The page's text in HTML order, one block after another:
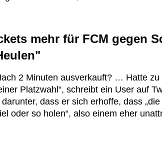
mehr für FCM gegen
2 Minuten ausverkauft? … Hatte
Platzwahl“, schreibt ein User auf
dass er sich erhoffe, dass
oder so holen“, also einem eher